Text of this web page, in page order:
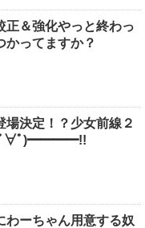
正＆強化やっと終わっ
ってますか？
場決定！？少女前線２
ﾟ∀ﾟ)━━━━!!
わーちゃん用意する奴